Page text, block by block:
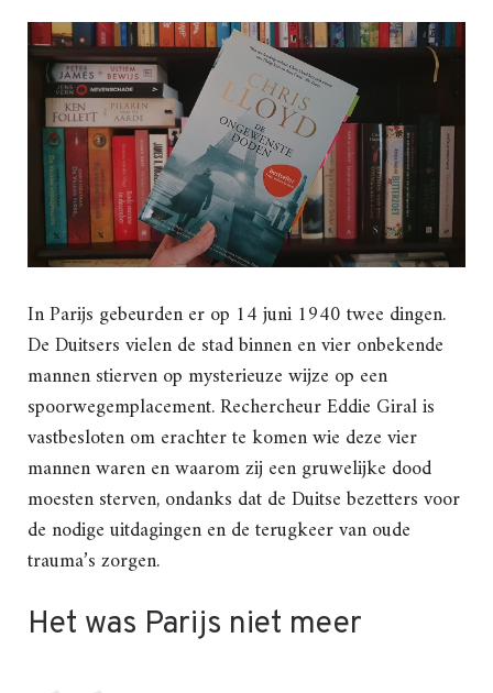
In Parijs gebeurden er op 14 juni 1940 twee dingen.
De Duitsers vielen de stad binnen en vier onbekende
mannen stierven op mysterieuze wijze op een
spoorwegemplacement. Rechercheur Eddie Giral is
vastbesloten om erachter te komen wie deze vier
mannen waren en waarom zij een gruwelijke dood
moesten sterven, ondanks dat de Duitse bezetters voor
de nodige uitdagingen en de terugkeer van oude
trauma’s zorgen.
Het was Parijs niet meer